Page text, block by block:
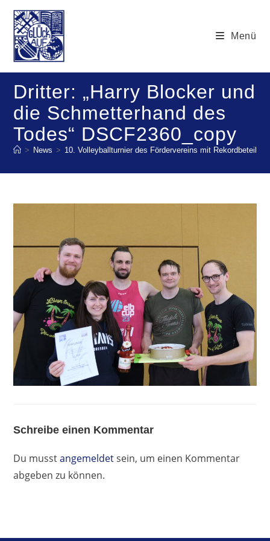
Zum
Inhalt
springen
Menü
Dritter: „Harry Blocker und
die Schmetterhand des
Todes“ DSCF2360_copy
> News > 10. Volleyballturnier des Fördervereins mit
Schreibe einen Kommentar
Du musstangemeldetsein, um einen Kommentar
abgeben zu können.